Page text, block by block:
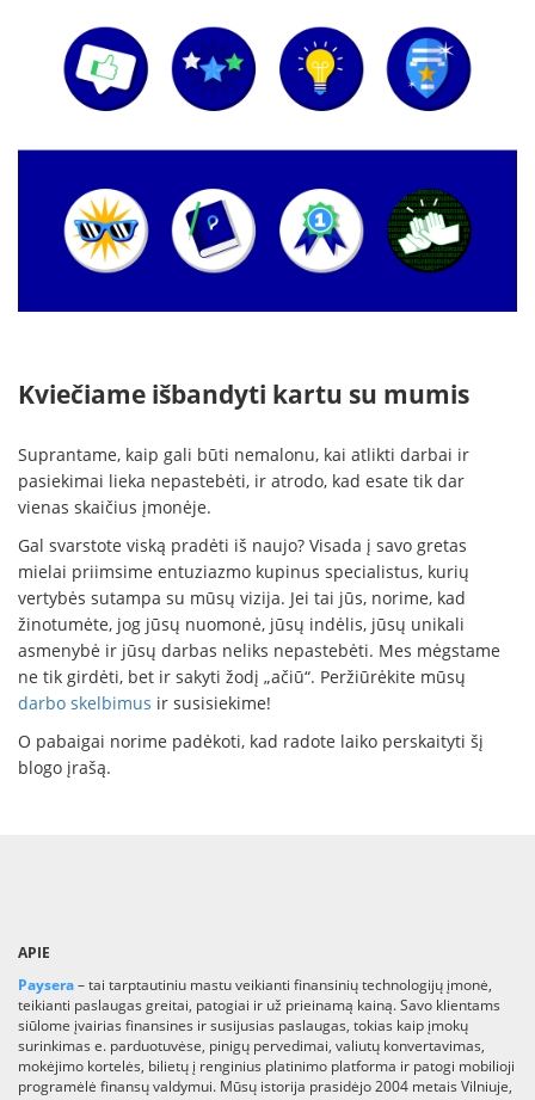
Kviečiame išbandyti kartu su mumis
Suprantame, kaip gali būti nemalonu, kai atlikti darbai ir
pasiekimai lieka nepastebėti, ir atrodo, kad esate tik dar
vienas skaičius įmonėje.
Gal svarstote viską pradėti iš naujo? Visada į savo gretas
mielai priimsime entuziazmo kupinus specialistus, kurių
vertybės sutampa su mūsų vizija. Jei tai jūs, norime, kad
žinotumėte, jog jūsų nuomonė, jūsų indėlis, jūsų unikali
asmenybė ir jūsų darbas neliks nepastebėti. Mes mėgstame
ne tik girdėti, bet ir sakyti žodį „ačiū“. Peržiūrėkite mūsų
darbo skelbimus ir susisiekime!
O pabaigai norime padėkoti, kad radote laiko perskaityti šį
blogo įrašą.
APIE
Paysera– tai tarptautiniu mastu veikianti finansinių technologijų įmonė,
teikianti paslaugas greitai, patogiai ir už prieinamą kainą. Savo klientams
siūlome įvairias finansines ir susijusias paslaugas, tokias kaip įmokų
surinkimas e. parduotuvėse, pinigų pervedimai, valiutų konvertavimas,
mokėjimo kortelės, bilietų į renginius platinimo platforma ir patogi mobilioji
programėlė finansų valdymui. Mūsų istorija prasidėjo 2004 metais Vilniuje,